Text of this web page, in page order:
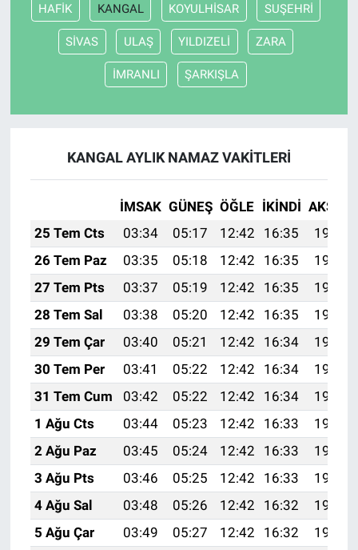
HAFİK KANGAL KOYULHİSAR SUŞEHRİ
SİVAS ULAŞ YILDIZELİ ZARA
İMRANLI ŞARKIŞLA
KANGAL AYLIK NAMAZ VAKITLERI
İMSAK GÜNEŞ ÖĞLE İKINDI AKŞAM
25 Tem Cts
03:34 05:17 12:42 16:35
19:57
26 Tem Paz
03:35 05:18 12:42 16:35
19:56
27 Tem Pts
03:37 05:19 12:42 16:35
19:55
28 Tem Sal
03:38 05:20 12:42 16:35
19:54
29 Tem Çar
03:40 05:21 12:42 16:34
19:53
30 Tem Per
03:41 05:22 12:42 16:34
19:52
31 Tem Cum
03:42 05:22 12:42 16:34
19:51
1 Ağu Cts
03:44 05:23 12:42 16:33
19:50
2 Ağu Paz
03:45 05:24 12:42 16:33
19:49
3 Ağu Pts
03:46 05:25 12:42 16:33
19:48
4 Ağu Sal
03:48 05:26 12:42 16:32
19:47
5 Ağu Çar
03:49 05:27 12:42 16:32
19:46